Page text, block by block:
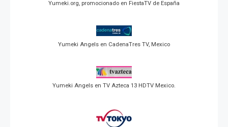
Yumeki.org, promocionado en FiestaTV de España
Yumeki Angels en CadenaTres TV, Mexico
Yumeki Angels en TV Azteca 13 HDTV Mexico.